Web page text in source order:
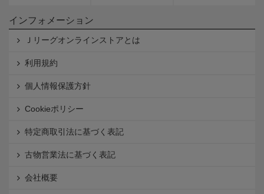
インフォメーション
Ｊリーグオンラインストアとは
利用規約
個人情報保護方針
Cookieポリシー
特定商取引法に基づく表記
古物営業法に基づく表記
会社概要